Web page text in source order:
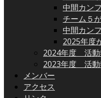
中間カン
チーム５
中間カン
2025年度
2024年度 活動
2023年度 活動
メンバー
アクセス